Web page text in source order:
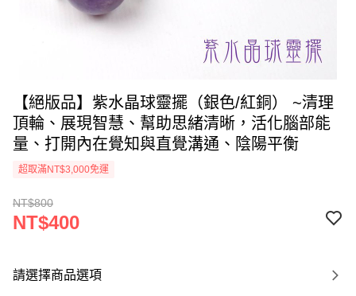
【絕版品】紫水晶球靈擺（銀色/紅銅） ~清理
頂輪、展現智慧、幫助思緒清晰，活化腦部能
量、打開內在覺知與直覺溝通、陰陽平衡
超取滿NT$3,000免運
NT$800
NT$400
請選擇商品選項